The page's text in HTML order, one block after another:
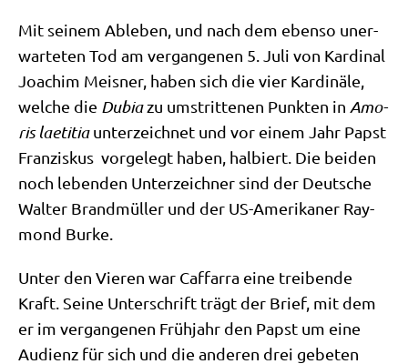
Mit sei­nem Able­ben, und nach dem eben­so uner­
war­te­ten Tod am ver­gan­ge­nen 5. Juli von Kar­di­nal
Joa­chim Meis­ner, haben sich die vier Kar­di­nä­le,
wel­che die Dubiazu umstrit­te­nen Punk­ten in Amo­
ris lae­ti­tiaunter­zeich­net und vor einem Jahr Papst
Fran­zis­kus vor­ge­legt haben, hal­biert. Die bei­den
noch leben­den Unter­zeich­ner sind der Deut­sche
Wal­ter Brand­mül­ler und der US-Ame­ri­ka­ner Ray­
mond Burke.
Unter den Vie­ren war Caf­farra eine trei­ben­de
Kraft. Sei­ne Unter­schrift trägt der Brief, mit dem
er im ver­gan­ge­nen Früh­jahr den Papst um eine
Audi­enz für sich und die ande­ren drei gebe­ten